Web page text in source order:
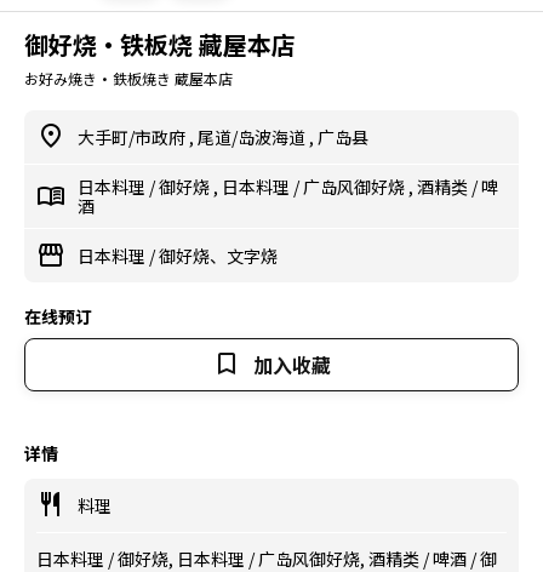
御好烧・铁板烧 藏屋本店
お好み焼き・鉄板焼き 蔵屋本店
大手町/市政府 , 尾道/岛波海道 , 广岛县
日本料理 /御好烧 , 日本料理 /广岛风御好烧 , 酒精类 /啤
酒
日本料理 /御好烧、文字烧
在线预订
加入收藏
详情
料理
日本料理 / 御好烧, 日本料理 / 广岛风御好烧, 酒精类 / 啤酒 / 御